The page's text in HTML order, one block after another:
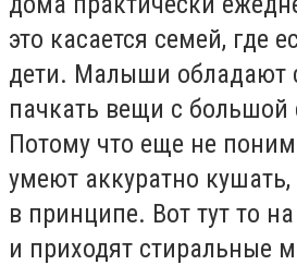
это касается семей, где
дети. Малыши обладают
пачкать вещи с большой
Потому что еще не
умеют аккуратно
в принципе. Вот тут то
и приходят стиральные